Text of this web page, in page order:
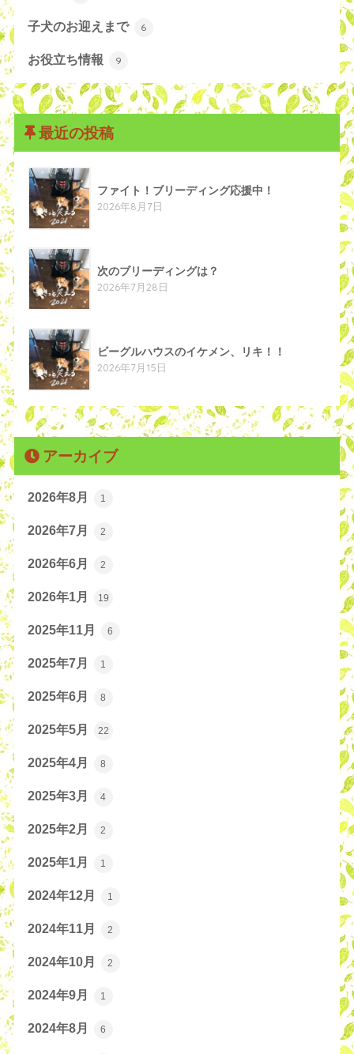
子犬のお迎えまで 6
お役立ち情報 9
最近の投稿
ファイト！ブリーディング応援中！
2026年8月7日
次のブリーディングは？
2026年7月28日
ビーグルハウスのイケメン、リキ！！
2026年7月15日
アーカイブ
2026年8月 1
2026年7月 2
2026年6月 2
2026年1月 19
2025年11月 6
2025年7月 1
2025年6月 8
2025年5月 22
2025年4月 8
2025年3月 4
2025年2月 2
2025年1月 1
2024年12月 1
2024年11月 2
2024年10月 2
2024年9月 1
2024年8月 6